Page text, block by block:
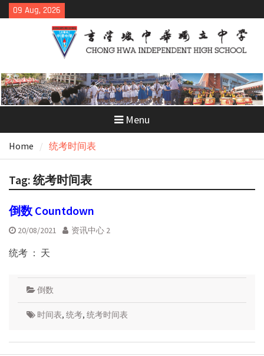
Skip
to
09 Aug, 2026
Menu
Home 统考时间表
Tag: 统考时间表
倒数 Countdown
20/08/2021 资讯中心 2
统考 ： 天
倒数
时间表, 统考, 统考时间表